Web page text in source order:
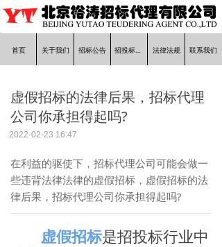
首页 关于我们 招标公告 招投标知识 法律法规 联系我们
虚假招标的法律后果，招标代理
公司你承担得起吗?
2022-02-23 16:47
在利益的驱使下，招标代理公司可能会做一
些违背法律法律的虚假招标，虚假招标的法
律后果，招标代理公司你承担得起吗?
虚假招标是招投标行业中